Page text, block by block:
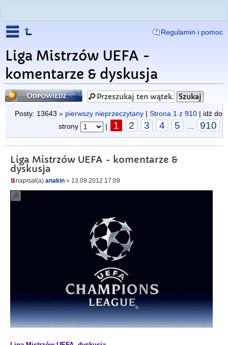
Regulamin i pomoc
Liga Mistrzów UEFA -
komentarze & dyskusja
Odpowiedz
Posty: 13643 » pierwszy nieprzeczytany | Strona 1 z 910 | idź do
strony
| 1 2 3 4 5 910
Liga Mistrzów UEFA - komentarze &
dyskusja
napisał(a) anakin » 13.09.2012 17:09